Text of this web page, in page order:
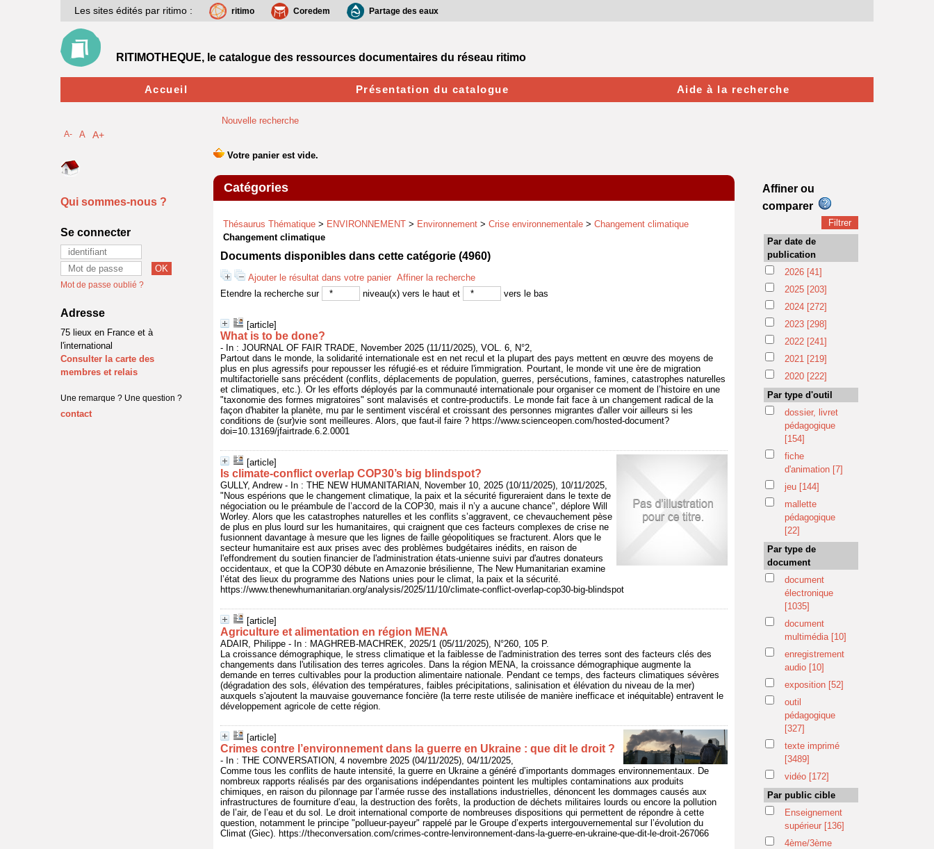
Nouvelle recherche
Catégories
Thésaurus Thématique > ENVIRONNEMENT > Environnement > Crise environnementale > Changement climatique
Changement climatique
Documents disponibles dans cette catégorie (4960)
Ajouter le résultat dans votre panier Affiner la recherche
Etendre la recherche sur
niveau(x) vers le haut et vers le bas
[article]
What is to be done?
- In : JOURNAL OF FAIR TRADE, November 2025 (11/11/2025), VOL. 6, N°2,
Partout dans le monde, la solidarité internationale est en net recul et la plupart des pays mettent en œuvre des moyens de
plus en plus agressifs pour repousser les réfugié·es et réduire l'immigration. Pourtant, le monde vit une ère de migration
multifactorielle sans précédent (conflits, déplacements de population, guerres, persécutions, famines, catastrophes naturelles
et climatiques, etc.). Or les efforts déployés par la communauté internationale pour organiser ce moment de l’histoire en une
"taxonomie des formes migratoires" sont malavisés et contre-productifs. Le monde fait face à un changement radical de la
façon d'habiter la planète, mu par le sentiment viscéral et croissant des personnes migrantes d'aller voir ailleurs si les
conditions de (sur)vie sont meilleures. Alors, que faut-il faire ? https://www.scienceopen.com/hosted-document?
doi=10.13169/jfairtrade.6.2.0001
[article]
Is climate-conflict overlap COP30’s big blindspot?
GULLY, Andrew - In : THE NEW HUMANITARIAN, November 10, 2025 (10/11/2025), 10/11/2025,
"Nous espérions que le changement climatique, la paix et la sécurité figureraient dans le texte de
négociation ou le préambule de l’accord de la COP30, mais il n’y a aucune chance", déplore Will
Worley. Alors que les catastrophes naturelles et les conflits s’aggravent, ce chevauchement pèse
de plus en plus lourd sur les humanitaires, qui craignent que ces facteurs complexes de crise ne
fusionnent davantage à mesure que les lignes de faille géopolitiques se fracturent. Alors que le
secteur humanitaire est aux prises avec des problèmes budgétaires inédits, en raison de
l'effondrement du soutien financier de l'administration états-unienne suivi par d'autres donateurs
occidentaux, et que la COP30 débute en Amazonie brésilienne, The New Humanitarian examine
l’état des lieux du programme des Nations unies pour le climat, la paix et la sécurité.
https://www.thenewhumanitarian.org/analysis/2025/11/10/climate-conflict-overlap-cop30-big-blindspot
[article]
Agriculture et alimentation en région MENA
ADAIR, Philippe - In : MAGHREB-MACHREK, 2025/1 (05/11/2025), N°260, 105 P.
La croissance démographique, le stress climatique et la faiblesse de l'administration des terres sont des facteurs clés des
changements dans l'utilisation des terres agricoles. Dans la région MENA, la croissance démographique augmente la
demande en terres cultivables pour la production alimentaire nationale. Pendant ce temps, des facteurs climatiques sévères
(dégradation des sols, élévation des températures, faibles précipitations, salinisation et élévation du niveau de la mer)
auxquels s'ajoutent la mauvaise gouvernance foncière (la terre reste utilisée de manière inefficace et inéquitable) entravent le
développement agricole de cette région.
[article]
Crimes contre l’environnement dans la guerre en Ukraine : que dit le droit ?
- In : THE CONVERSATION, 4 novembre 2025 (04/11/2025), 04/11/2025,
Comme tous les conflits de haute intensité, la guerre en Ukraine a généré d’importants dommages environnementaux. De
nombreux rapports réalisés par des organisations indépendantes pointent les multiples contaminations aux produits
chimiques, en raison du pilonnage par l’armée russe des installations industrielles, dénoncent les dommages causés aux
infrastructures de fourniture d’eau, la destruction des forêts, la production de déchets militaires lourds ou encore la pollution
de l’air, de l’eau et du sol. Le droit international comporte de nombreuses dispositions qui permettent de répondre à cette
question, notamment le principe "pollueur-payeur" rappelé par le Groupe d’experts intergouvernemental sur l’évolution du
Climat (Giec). https://theconversation.com/crimes-contre-lenvironnement-dans-la-guerre-en-ukraine-que-dit-le-droit-267066
Les sites édités par ritimo : ritimo Coredem Partage des eaux
RITIMOTHEQUE, le catalogue des ressources documentaires du réseau ritimo
Accueil Présentation du catalogue Aide à la recherche
A- A A+
Qui sommes-nous ?
Se connecter
Mot de passe oublié ?
Adresse
75 lieux en France et à
l'international
Consulter la carte des
membres et relais
Une remarque ? Une question ?
contact
Affiner ou
comparer
Par date de
publication
2026 [41]
2025 [203]
2024 [272]
2023 [298]
2022 [241]
2021 [219]
2020 [222]
Par type d'outil
dossier, livret
pédagogique
[154]
fiche
d'animation [7]
jeu [144]
mallette
pédagogique
[22]
Par type de
document
document
électronique
[1035]
document
multimédia [10]
enregistrement
audio [10]
exposition [52]
outil
pédagogique
[327]
texte imprimé
[3489]
vidéo [172]
Par public cible
Enseignement
supérieur [136]
4ème/3ème